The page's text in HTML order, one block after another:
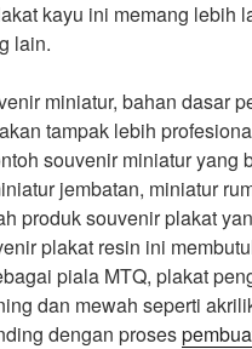
kayu ini memang lebih
lain.
miniatur, bahan dasar
tampak lebih
souvenir miniatur yang
jembatan, miniatur
produk souvenir plakat
plakat resin ini
piala MTQ, plakat
dan mewah seperti
dengan proses